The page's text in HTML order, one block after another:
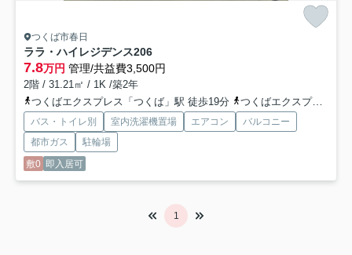
つくば市春日
ララ・ハイレジデンス206
7.8万円 管理/共益費3,500円
2階 / 31.21㎡ / 1K /築2年
つくばエクスプレス「つくば」駅 徒歩19分
つくばエクスプレス「研究学園」駅 バス12分 「春日二丁目」 停歩5分
バス・トイレ別 室内洗濯機置場 エアコン
バルコニー
都市ガス
駐輪場
敷0 即入居可
1